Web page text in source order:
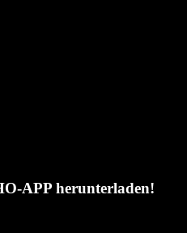
APP herunterladen!